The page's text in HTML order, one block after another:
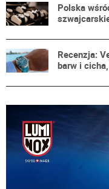
Polska
Recenzja:
barw i